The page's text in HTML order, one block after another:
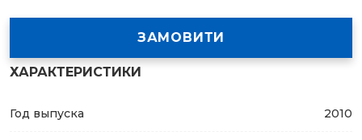
ЗАМОВИТИ
ХАРАКТЕРИСТИКИ
Год выпуска 2010